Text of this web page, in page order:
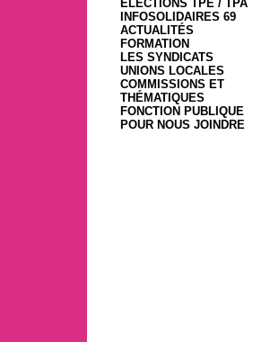
ÉLECTIONS TPE / TPA
INFOSOLIDAIRES 69
ACTUALITÉS
FORMATION
LES SYNDICATS
UNIONS LOCALES
COMMISSIONS ET
THÉMATIQUES
FONCTION PUBLIQUE
POUR NOUS JOINDRE